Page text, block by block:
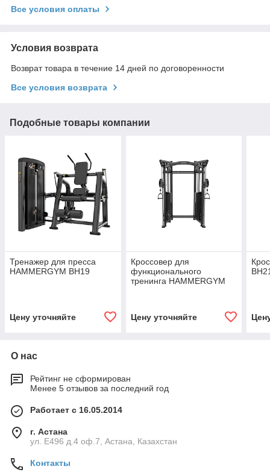
Все условия оплаты
Условия возврата
Возврат товара в течение 14 дней по договоренности
Все условия возврата
Подобные товары компании
Тренажер для пресса
HAMMERGYM BH19
Цену уточняйте
Кроссовер для
функционального
тренинга HAMMERGYM
Цену уточняйте
О нас
Рейтинг не сформирован
Менее 5 отзывов за последний год
Работает с 16.05.2014
г. Астана
ул. Е496 д.4 оф.7, Астана, Казахстан
Контакты